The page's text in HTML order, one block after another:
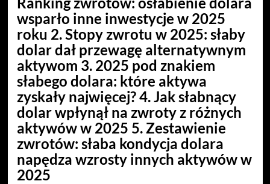
wsparło inne inwestycje w 2025
roku 2. Stopy zwrotu w 2025: słaby
dolar dał przewagę alternatywnym
aktywom 3. 2025 pod znakiem
słabego dolara: które aktywa
zyskały najwięcej? 4. Jak słabnący
dolar wpłynął na zwroty z różnych
aktywów w 2025 5. Zestawienie
zwrotów: słaba kondycja dolara
napędza wzrosty innych aktywów w
2025